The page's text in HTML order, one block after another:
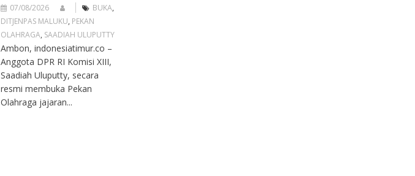
07/08/2026 BUKA,
DITJENPAS MALUKU, PEKAN
OLAHRAGA, SAADIAH ULUPUTTY
Ambon, indonesiatimur.co –
Anggota DPR RI Komisi XIII,
Saadiah Uluputty, secara
resmi membuka Pekan
Olahraga jajaran...